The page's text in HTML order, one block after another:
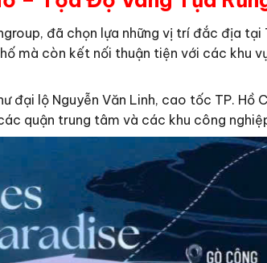
đã chọn lựa những vị trí đắc địa tại
mà còn kết nối thuận tiện với các khu
lộ Nguyễn Văn Linh, cao tốc TP. Hồ
quận trung tâm và các khu công